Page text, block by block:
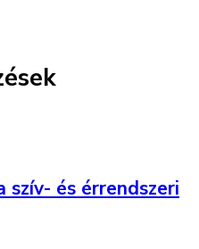
és érrendszeri